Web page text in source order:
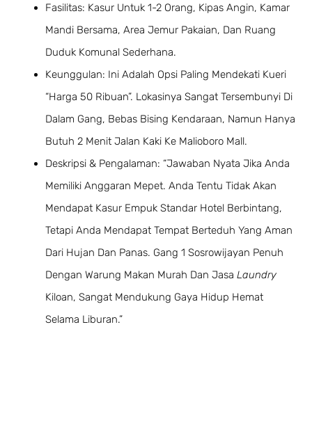
Fasilitas: Kasur Untuk 1-2 Orang, Kipas Angin, Kamar
Mandi Bersama, Area Jemur Pakaian, Dan Ruang
Duduk Komunal Sederhana.
Keunggulan: Ini Adalah Opsi Paling Mendekati Kueri
“harga 50 Ribuan”. Lokasinya Sangat Tersembunyi Di
Dalam Gang, Bebas Bising Kendaraan, Namun Hanya
Butuh 2 Menit Jalan Kaki Ke Malioboro Mall.
Deskripsi & Pengalaman: “Jawaban Nyata Jika Anda
Memiliki Anggaran Mepet. Anda Tentu Tidak Akan
Mendapat Kasur Empuk Standar Hotel Berbintang,
Tetapi Anda Mendapat Tempat Berteduh Yang Aman
Dari Hujan Dan Panas. Gang 1 Sosrowijayan Penuh
Dengan Warung Makan Murah Dan Jasa Laundry
Kiloan, Sangat Mendukung Gaya Hidup Hemat
Selama Liburan.”